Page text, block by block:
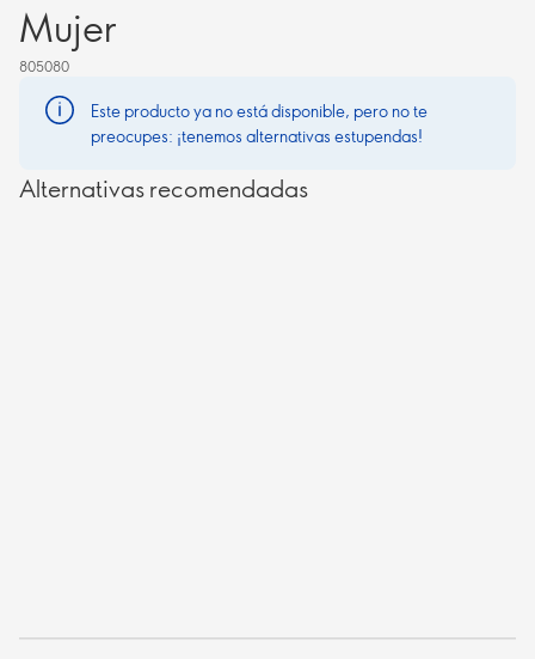
Mujer
805080
Este producto ya no está disponible, pero no te
preocupes: ¡tenemos alternativas estupendas!
Alternativas recomendadas